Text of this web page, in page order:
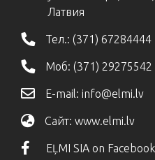
Латвия
Тел.: (371) 67284444
Моб: (371) 29275542
E-mail: info@elmi.lv
Сайт: www.elmi.lv
EĻMI SIA on Facebook